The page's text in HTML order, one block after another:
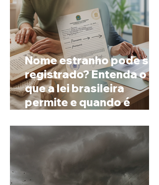
Nome estranho pode ser
registrado? Entenda o
que a lei brasileira
permite e quando é
prenome